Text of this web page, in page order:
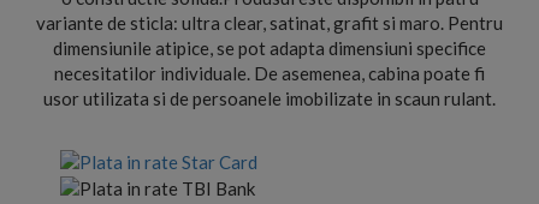
variante de sticla: ultra clear, satinat, grafit si maro. Pentru
dimensiunile atipice, se pot adapta dimensiuni specifice
necesitatilor individuale. De asemenea, cabina poate fi
usor utilizata si de persoanele imobilizate in scaun rulant.